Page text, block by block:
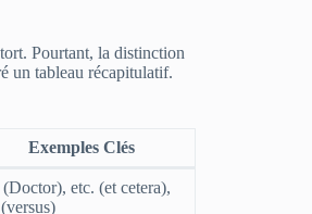
Pourtant, la distinction
un tableau récapitulatif.
Exemples Clés
(Doctor), etc. (et cetera),
(versus)